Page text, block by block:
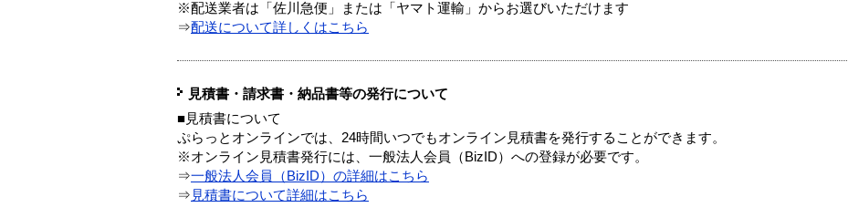
※配送業者は「佐川急便」または「ヤマト運輸」からお選びいただけます
⇒配送について詳しくはこちら
見積書・請求書・納品書等の発行について
■見積書について
ぷらっとオンラインでは、24時間いつでもオンライン見積書を発行することができます。
※オンライン見積書発行には、一般法人会員（BizID）への登録が必要です。
⇒一般法人会員（BizID）の詳細はこちら
⇒ 見積書について詳細はこちら